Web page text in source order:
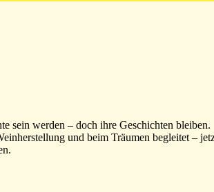
sein werden – doch ihre Geschichten bleiben.
und beim Träumen begleitet –